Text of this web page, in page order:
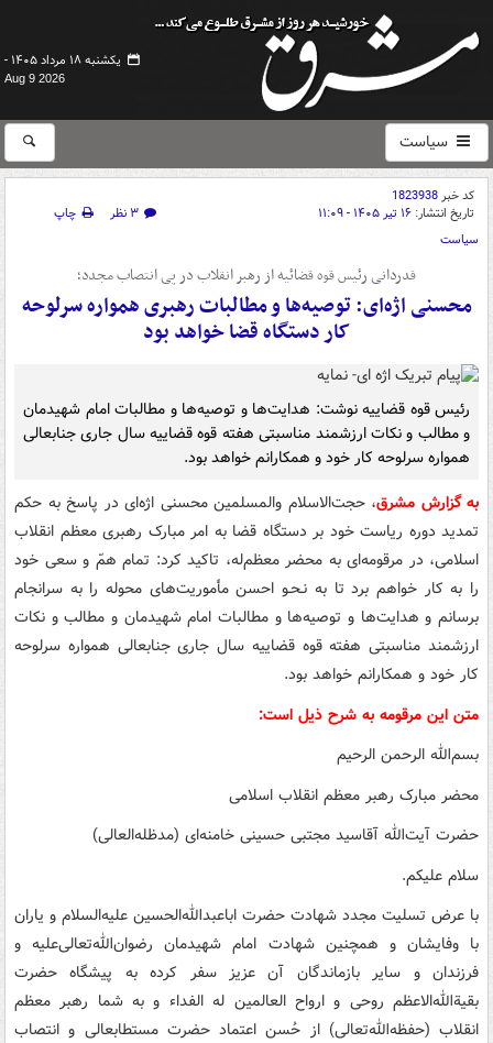
یکشنبه ۱۸ مرداد ۱۴۰۵ -
Aug 9 2026
سیاست
کد خبر1823938
تاریخ انتشار: ۱۶ تیر ۱۴۰۵ - ۱۱:۰۹ ۳ نظر
چاپ
سیاست
قدردانی رئیس قوه قضائیه از رهبر انقلاب در پی انتصاب مجدد؛
محسنی اژه‌ای: توصیه‌ها و مطالبات رهبری همواره سرلوحه
کار دستگاه قضا خواهد بود
رئیس قوه قضاییه نوشت: هدایت‌ها و توصیه‌ها و مطالبات امام شهیدمان
و مطالب و نکات ارزشمند مناسبتی هفته قوه قضاییه سال جاری جنابعالی
همواره سرلوحه کار خود و همکارانم خواهد بود.
به گزارش مشرق، حجت‌الاسلام والمسلمین محسنی اژه‌ای در پاسخ به حکم
تمدید دوره ریاست خود بر دستگاه قضا به امر مبارک رهبری معظم انقلاب
اسلامی، در مرقومه‌ای به محضر معظم‌له، تاکید کرد: تمام همّ و سعی خود
را به کار خواهم برد تا به نـحـو احسن مأموریت‌های محوله را به سرانجام
برسانم و هدایت‌ها و توصیه‌ها و مطالبات امام شهیدمان و مطالب و نکات
ارزشمند مناسبتی هفته قوه قضاییه سال جاری جنابعالی همواره سرلوحه
کار خود و همکارانم خواهد بود.
متن این مرقومه به شرح ذیل است:
بسم‌الله الرحمن الرحیم
محضر مبارک رهبر معظم انقلاب اسلامی
حضرت آیت‌الله آقاسید مجتبی حسینی خامنه‌ای (مدظله‌العالی)
سلام علیکم.
با عرض تسلیت مجدد شهادت حضرت اباعبدالله‌الحسین علیه‌السلام و یاران
با وفایشان و همچنین شهادت امام شهیدمان رضوان‌الله‌تعالی‌علیه و
فرزندان و سایر بازماندگان آن عزیز سفر کرده به پیشگاه حضرت
بقیةالله‌الاعظم روحی و ارواح العالمین له الفداء و به شما رهبر معظم
انقلاب (حفظه‌الله‌تعالی) از حُسن اعتماد حضرت مستطابعالی و انتصاب